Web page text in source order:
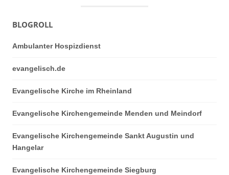
BLOGROLL
Ambulanter Hospizdienst
evangelisch.de
Evangelische Kirche im Rheinland
Evangelische Kirchengemeinde Menden und Meindorf
Evangelische Kirchengemeinde Sankt Augustin und
Hangelar
Evangelische Kirchengemeinde Siegburg